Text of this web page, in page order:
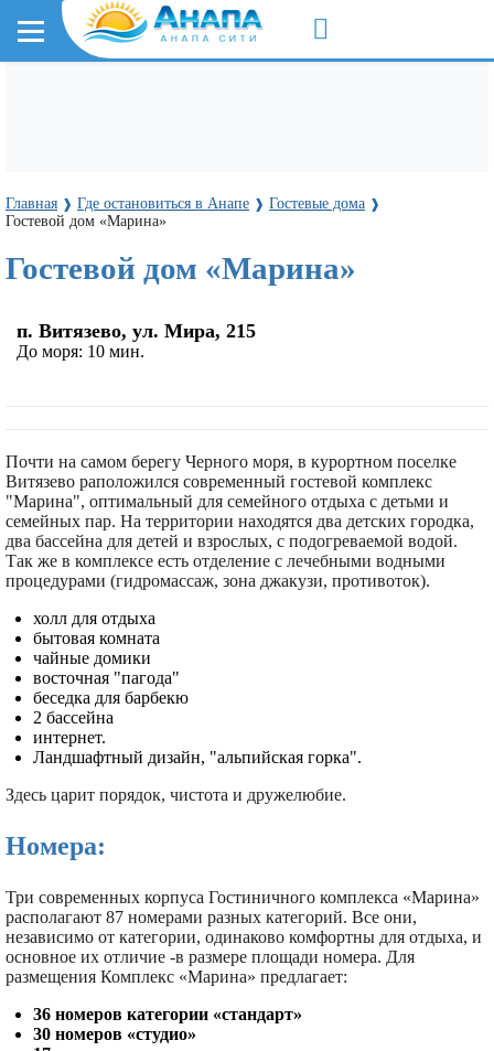
Главная ❱ Где остановиться в Анапе ❱ Гостевые дома ❱
Гостевой дом «Марина»
Гостевой дом «Марина»
п. Витязево, ул. Мира, 215
До моря: 10 мин.
Почти на самом берегу Черного моря, в курортном поселке
Витязево раположился современный гостевой комплекс
"Марина", оптимальный для семейного отдыха с детьми и
семейных пар. На территории находятся два детских городка,
два бассейна для детей и взрослых, с подогреваемой водой.
Так же в комплексе есть отделение с лечебными водными
процедурами (гидромассаж, зона джакузи, противоток).
холл для отдыха
бытовая комната
чайные домики
восточная "пагода"
беседка для барбекю
2 бассейна
интернет.
Ландшафтный дизайн, "альпийская горка".
Здесь царит порядок, чистота и дружелюбие.
Номера:
Три современных корпуса Гостиничного комплекса «Марина»
располагают 87 номерами разных категорий. Все они,
независимо от категории, одинаково комфортны для отдыха, и
основное их отличие -в размере площади номера. Для
размещения Комплекс «Марина» предлагает:
36 номеров категории «стандарт»
30 номеров «студио»